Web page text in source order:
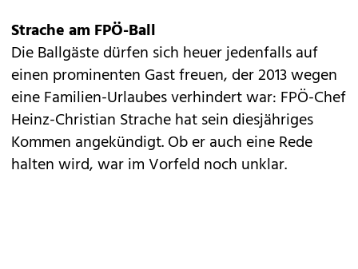
Strache am FPÖ-Ball
Die Ballgäste dürfen sich heuer jedenfalls auf
einen prominenten Gast freuen, der 2013 wegen
eine Familien-Urlaubes verhindert war: FPÖ-Chef
Heinz-Christian Strache hat sein diesjähriges
Kommen angekündigt. Ob er auch eine Rede
halten wird, war im Vorfeld noch unklar.